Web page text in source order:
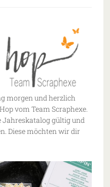
morgen und herzlich
vom Team Scraphexe.
Jahreskatalog gültig und
Diese möchten wir dir